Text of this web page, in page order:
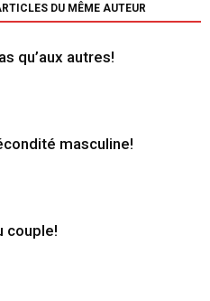
DU MÊME AUTEUR
qu’aux autres!
masculine!
couple!